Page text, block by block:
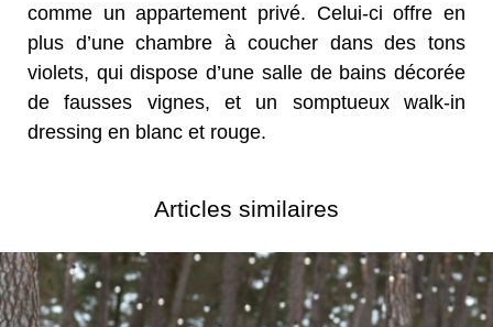
comme un appartement privé. Celui-ci offre en
plus d’une chambre à coucher dans des tons
violets, qui dispose d’une salle de bains décorée
de fausses vignes, et un somptueux walk-in
dressing en blanc et rouge.
Articles similaires